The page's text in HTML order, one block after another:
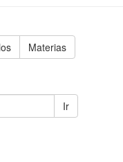
Materias
Ir